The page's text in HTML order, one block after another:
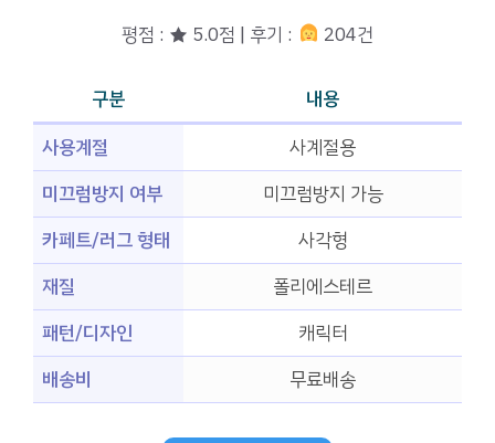
평점 : ★ 5.0점 | 후기 : 204건
구분
내용
사용계절
사계절용
미끄럼방지 여부
미끄럼방지 가능
카페트/러그 형태
사각형
재질
폴리에스테르
패턴/디자인
캐릭터
배송비
무료배송